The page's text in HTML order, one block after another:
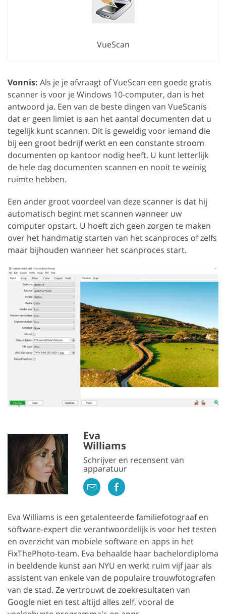
VueScan
Vonnis: Als je je afvraagt of VueScan een goede gratis
scanner is voor je Windows 10-computer, dan is het
antwoord ja. Een van de beste dingen van VueScanis
dat er geen limiet is aan het aantal documenten dat u
tegelijk kunt scannen. Dit is geweldig voor iemand die
bij een groot bedrijf werkt en een constante stroom
documenten op kantoor nodig heeft. U kunt letterlijk
de hele dag documenten scannen en nooit te weinig
ruimte hebben.
Een ander groot voordeel van deze scanner is dat hij
automatisch begint met scannen wanneer uw
computer opstart. U hoeft zich geen zorgen te maken
over het handmatig starten van het scanproces of zelfs
maar bijhouden wanneer het scanproces start.
Eva
Williams
Schrijver en recensent van
apparatuur
Eva Williams is een getalenteerde familiefotograaf en
software-expert die verantwoordelijk is voor het testen
en overzicht van mobiele software en apps in het
FixThePhoto-team. Eva behaalde haar bachelordiploma
in beeldende kunst aan NYU en werkt ruim vijf jaar als
assistent van enkele van de populaire trouwfotografen
van de stad. Ze vertrouwt de zoekresultaten van
Google niet en test altijd alles zelf, vooral de